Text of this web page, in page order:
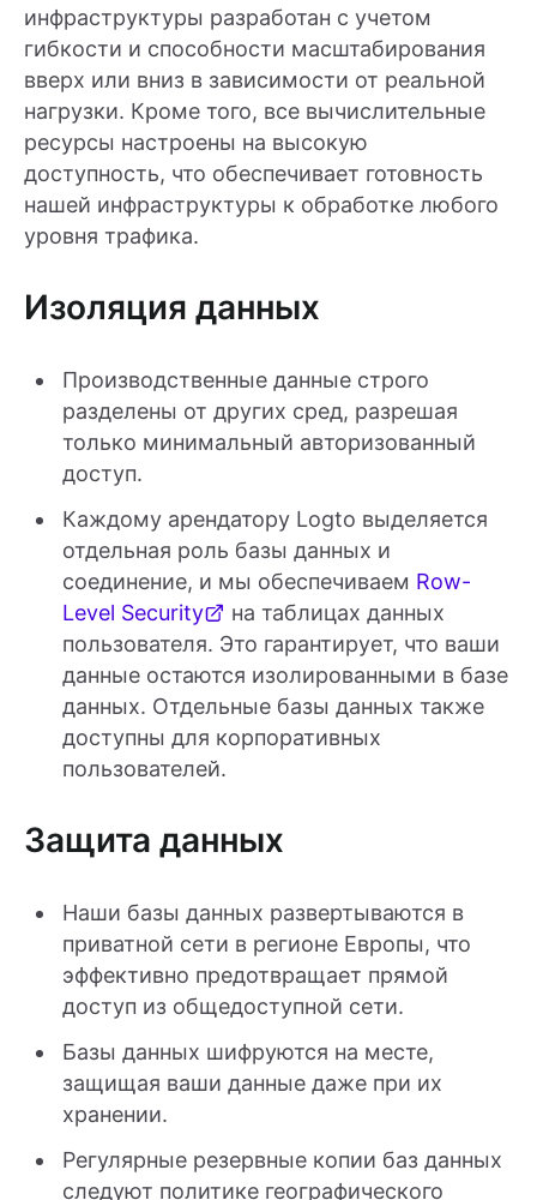
инфраструктуры разработан с учетом
гибкости и способности масштабирования
вверх или вниз в зависимости от реальной
нагрузки. Кроме того, все вычислительные
ресурсы настроены на высокую
доступность, что обеспечивает готовность
нашей инфраструктуры к обработке любого
уровня трафика.
Изоляция данных
Производственные данные строго
разделены от других сред, разрешая
только минимальный авторизованный
доступ.
Каждому арендатору Logto выделяется
отдельная роль базы данных и
соединение, и мы обеспечиваем Row-
Level Security
на таблицах данных
пользователя. Это гарантирует, что ваши
данные остаются изолированными в базе
данных. Отдельные базы данных также
доступны для корпоративных
пользователей.
Защита данных
Наши базы данных развертываются в
приватной сети в регионе Европы, что
эффективно предотвращает прямой
доступ из общедоступной сети.
Базы данных шифруются на месте,
защищая ваши данные даже при их
хранении.
Регулярные резервные копии баз данных
следуют политике географического